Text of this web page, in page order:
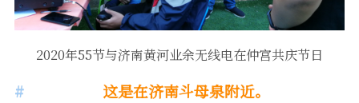
2020年55节与济南黄河业余无线电在仲宫共庆节日
这是在济南斗母泉附近。